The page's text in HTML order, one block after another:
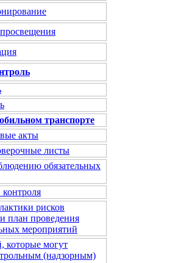
транспорте
акты
листы
обязательных
рисков
план проведения
мероприятий
которые могут
(надзорным)